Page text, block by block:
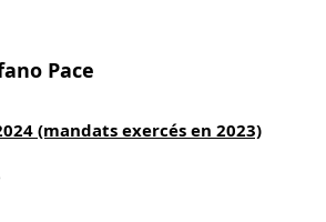
Pace
(mandats exercés en 2023)